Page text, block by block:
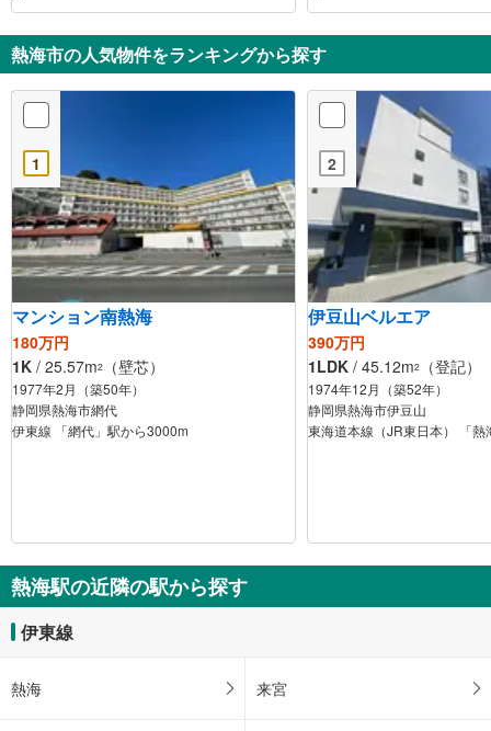
熱海市の人気物件をランキングから探す
1
マンション南熱海
180万円
1K / 25.57m2 （壁芯）
1977年2月（築50年）
静岡県熱海市網代
伊東線 「網代」駅から3000m
2
伊豆山ベルエア
390万円
1LDK / 45.12m2 （登記）
1974年12月（築52年）
静岡県熱海市伊豆山
東海道本線（JR東日本） 「熱
熱海駅の近隣の駅から探す
伊東線
熱海 来宮